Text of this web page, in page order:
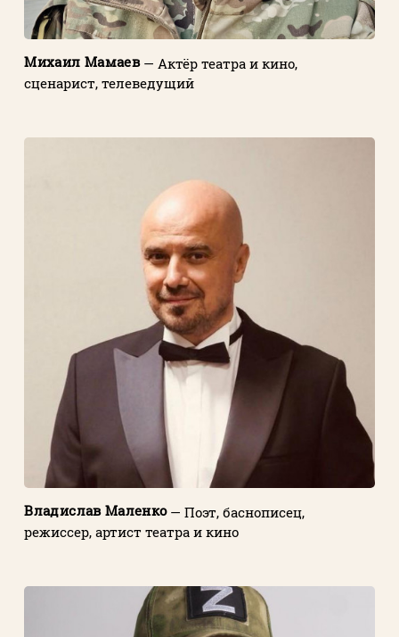
Михаил Мамаев— Актёр театра и кино,
сценарист, телеведущий
Владислав Маленко— Поэт, баснописец,
режиссер, артист театра и кино